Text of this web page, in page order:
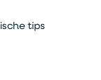
tips